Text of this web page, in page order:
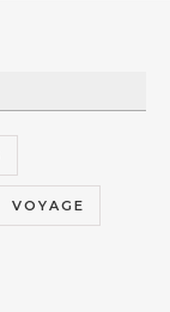
VOYAGE